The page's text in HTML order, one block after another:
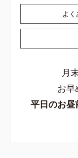
よ
月
お早
平日のお